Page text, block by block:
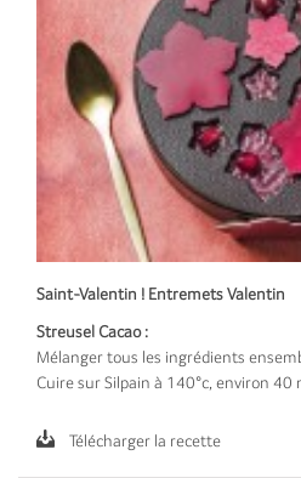
Saint-Valentin ! Entremets Valentin
Streusel Cacao :
Mélanger tous les ingrédients
Cuire sur Silpain à 140°c, environ 40
Télécharger la recette